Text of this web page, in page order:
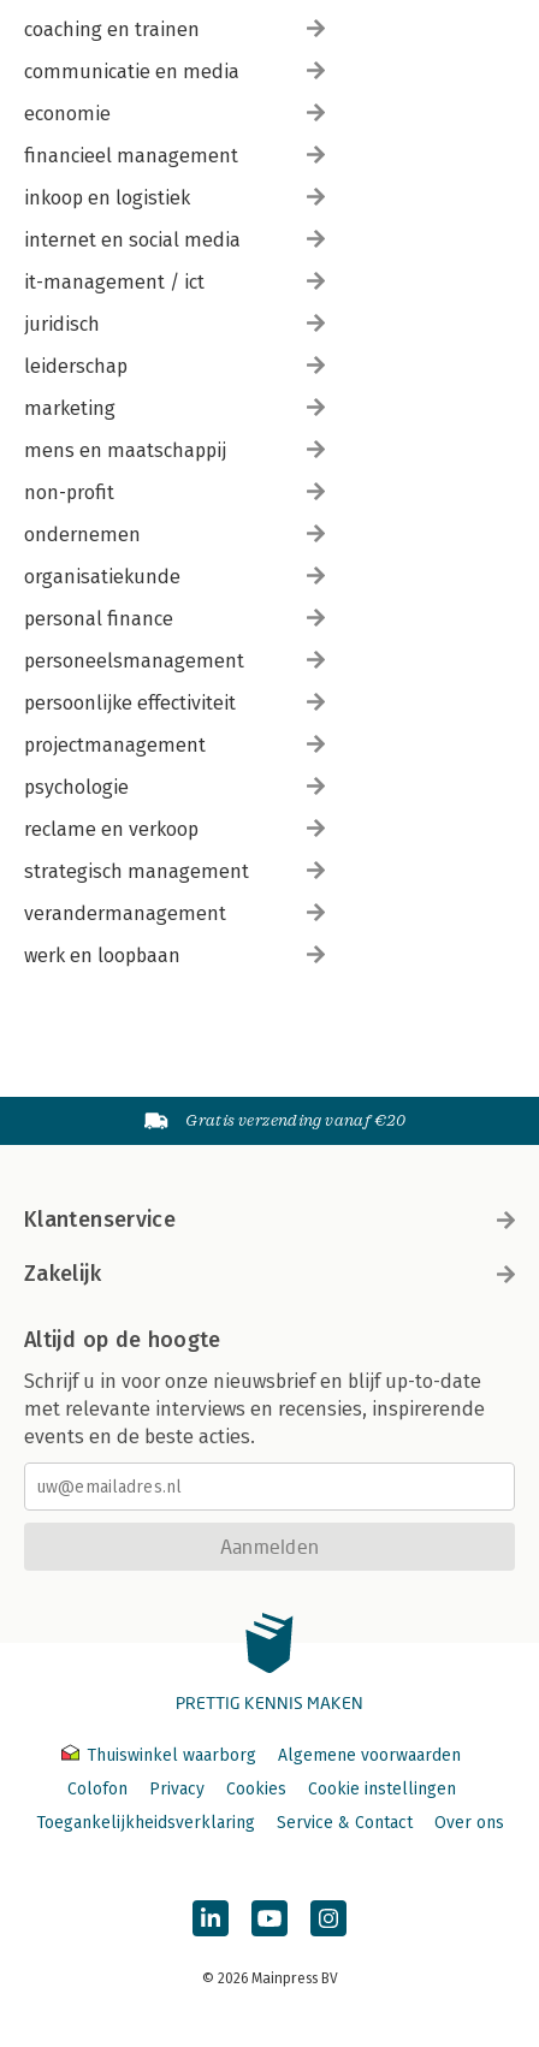
coaching en trainen
communicatie en media
economie
financieel management
inkoop en logistiek
internet en social media
it-management / ict
juridisch
leiderschap
marketing
mens en maatschappij
non-profit
ondernemen
organisatiekunde
personal finance
personeelsmanagement
persoonlijke effectiviteit
projectmanagement
psychologie
reclame en verkoop
strategisch management
verandermanagement
werk en loopbaan
Gratis verzending vanaf €20
Klantenservice
Zakelijk
Altijd op de hoogte
Schrijf u in voor onze nieuwsbrief en blijf up-to-date
met relevante interviews en recensies, inspirerende
events en de beste acties.
Aanmelden
PRETTIG KENNIS MAKEN
Thuiswinkel waarborg
Algemene voorwaarden
Colofon
Privacy Cookies
Cookie instellingen
Toegankelijkheidsverklaring
Service & Contact Over ons
© 2026 Mainpress BV